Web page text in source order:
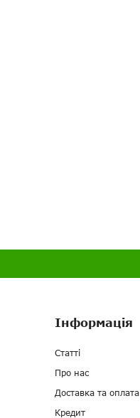
Інформація
Статті
Про нас
Доставка та оплата
Кредит